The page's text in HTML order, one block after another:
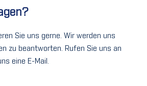
Sie uns gerne. Wir werden uns
zu beantworten. Rufen Sie uns an
eine E-Mail.